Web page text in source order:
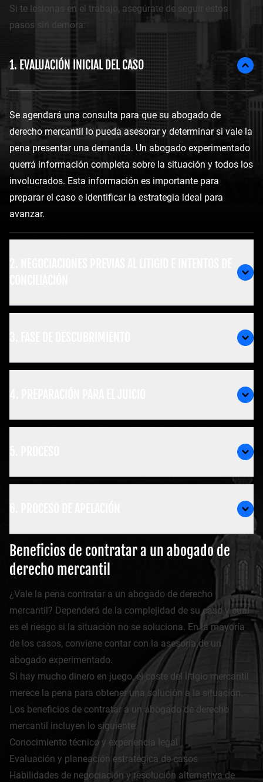
Si te lesionas en el trabajo, asegúrate de seguir estos
pasos sin demora:
1. EVALUACIÓN INICIAL DEL CASO
Se agendará una consulta para que su abogado de
derecho mercantil lo pueda asesorar y determinar si vale la
pena presentar una demanda. Un abogado experimentado
querrá información completa sobre la situación y todos los
involucrados. Esta información es importante para
preparar el caso e identificar la estrategia ideal para
avanzar.
Beneficios de contratar a un abogado de
derecho mercantil
¿Vale la pena contratar a un abogado de derecho
mercantil? Dependerá de la complejidad de su caso y cuál
es el riesgo si la situación no se soluciona. En la mayoría
de los casos, conviene contar con la asesoría de un
abogado experimentado.
Si hay mucho dinero en juego, el coste del litigio mercantil
merece la pena para obtener una solución a la situación.
Los beneficios de contratar a un abogado de derecho
mercantil incluyen lo siguiente:
Conocimiento técnico y experiencia legal
Evaluación y planeación estratégica de casos
Habilidades de negociación y resolución alternativa de